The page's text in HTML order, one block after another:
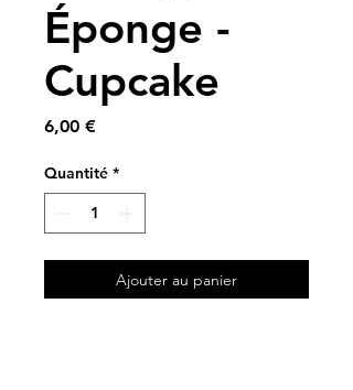
Éponge -
Cupcake
6,00 €Prix
Quantité *
Ajouter au panier